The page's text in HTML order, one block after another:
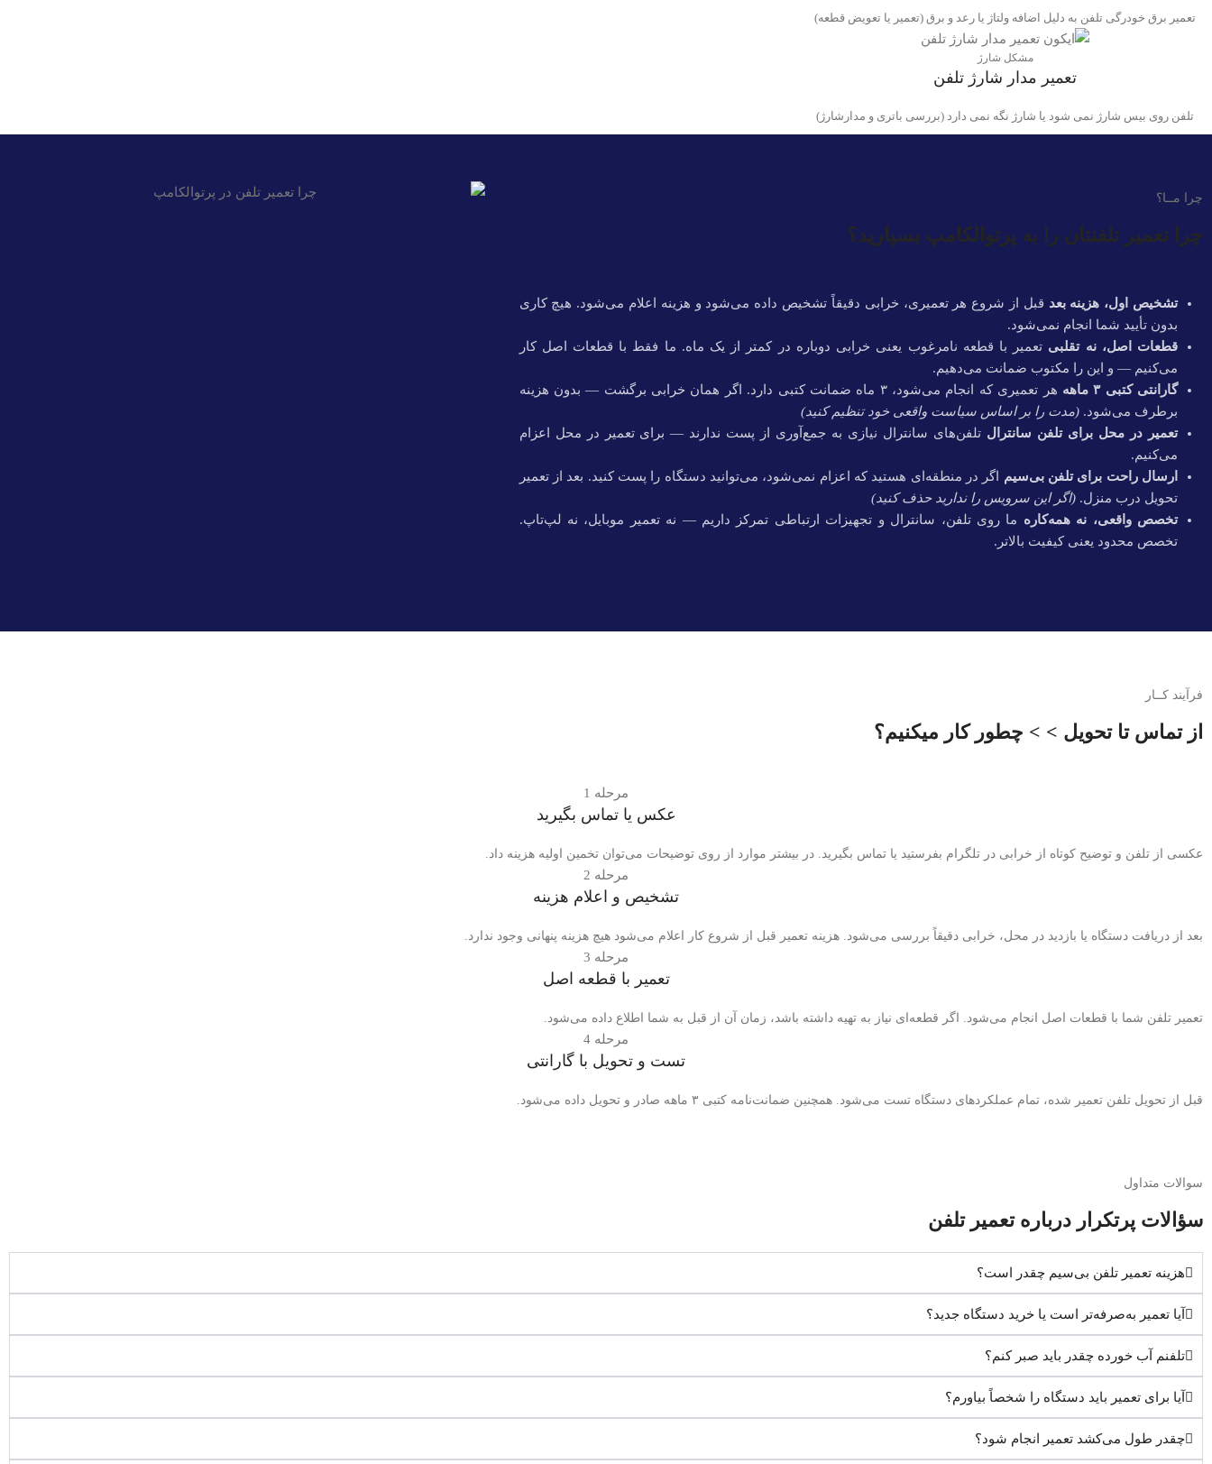
تعمیر برق خودرگی تلفن به دلیل اضافه ولتاژ یا رعد و برق (تعمیر یا تعویض قطعه)
مشکل شارژ
تعمیر مدار شارژ تلفن
تلفن روی بیس شارژ نمی شود یا شارژ نگه نمی دارد (بررسی باتری و مدارشارژ)
چرا مــا؟
چرا تعمیر تلفنتان را به پرتوالکامپ بسپارید؟
تشخیص اول، هزینه بعد قبل از شروع هر تعمیری، خرابی دقیقاً تشخیص داده می‌شود و هزینه اعلام می‌شود. هیچ کاری
بدون تأیید شما انجام نمی‌شود.
قطعات اصل، نه تقلبی تعمیر با قطعه نامرغوب یعنی خرابی دوباره در کمتر از یک ماه. ما فقط با قطعات اصل کار
می‌کنیم — و این را مکتوب ضمانت می‌دهیم.
گارانتی کتبی۳ماهه
هر تعمیری که انجام می‌شود، ۳ ماه ضمانت کتبی دارد. اگر همان خرابی برگشت — بدون هزینه
برطرف می‌شود. (مدت را بر اساس سیاست واقعی خود تنظیم کنید)
تعمیر در محل برای تلفن سانترال تلفن‌های سانترال نیازی به جمع‌آوری از پست ندارند — برای تعمیر در محل اعزام
می‌کنیم.
ارسال راحت برای تلفن بی‌سیم اگر در منطقه‌ای هستید که اعزام نمی‌شود، می‌توانید دستگاه را پست کنید. بعد از تعمیر
تحویل درب منزل. (اگر این سرویس را ندارید حذف کنید)
تخصص واقعی، نه همه‌کاره ما روی تلفن، سانترال و تجهیزات ارتباطی تمرکز داریم — نه تعمیر موبایل، نه لپ‌تاپ.
تخصص محدود یعنی کیفیت بالاتر.
فرآیند کــار
از تماس تا تحویل > > چطور کار میکنیم؟
مرحله 1
عکس یا تماس بگیرید
عکسی از تلفن و توضیح کوتاه از خرابی در تلگرام بفرستید یا تماس بگیرید. در بیشتر موارد از روی توضیحات می‌توان تخمین اولیه هزینه داد.
مرحله 2
تشخیص و اعلام هزینه
بعد از دریافت دستگاه یا بازدید در محل، خرابی دقیقاً بررسی می‌شود. هزینه تعمیر قبل از شروع کار اعلام می‌شود هیچ هزینه پنهانی وجود ندارد.
مرحله 3
تعمیر با قطعه اصل
تعمیر تلفن شما با قطعات اصل انجام می‌شود. اگر قطعه‌ای نیاز به تهیه داشته باشد، زمان آن از قبل به شما اطلاع داده می‌شود.
مرحله 4
تست و تحویل با گارانتی
قبل از تحویل تلفن تعمیر شده، تمام عملکردهای دستگاه تست می‌شود. همچنین ضمانت‌نامه کتبی ۳ ماهه صادر و تحویل داده می‌شود.
سوالات متداول
سؤالات پرتکرار درباره تعمیر تلفن
هزینه تعمیر تلفن بی‌سیم چقدر است؟
آیا تعمیر به‌صرفه‌تر است یا خرید دستگاه جدید؟
تلفنم آب خورده چقدر باید صبر کنم؟
آیا برای تعمیر باید دستگاه را شخصاً بیاورم؟
چقدر طول می‌کشد تعمیر انجام شود؟